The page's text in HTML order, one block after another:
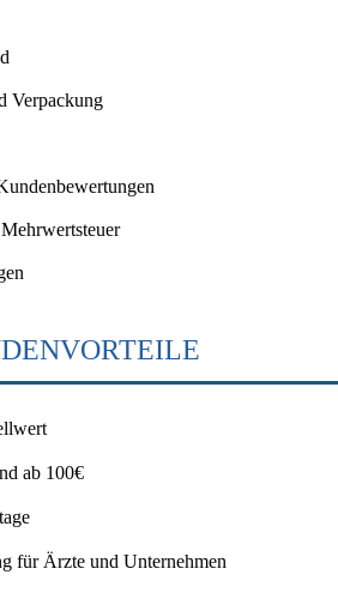
Verpackung
ab 100€
für Ärzte und Unternehmen